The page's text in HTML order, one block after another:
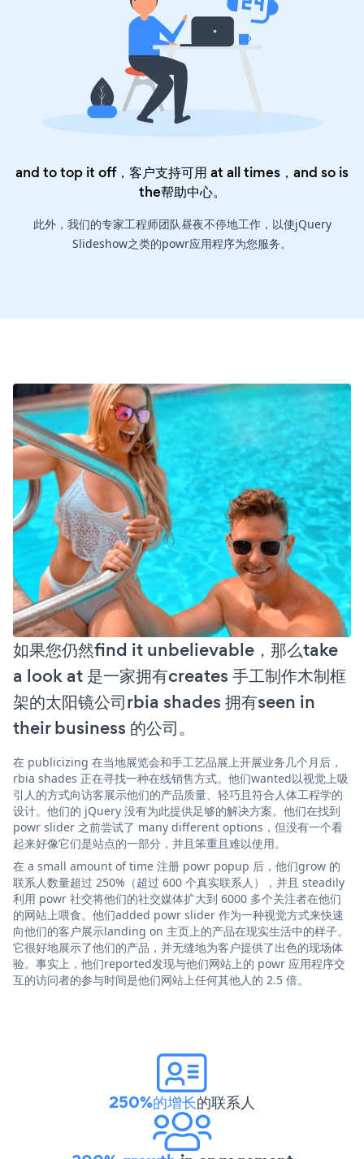
and to top it off，客户支持可用 at all times，and so is
the帮助中心。
此外，我们的专家工程师团队昼夜不停地工作，以使jQuery
Slideshow之类的powr应用程序为您服务。
如果您仍然find it unbelievable，那么take
a look at 是一家拥有creates 手工制作木制框
架的太阳镜公司rbia shades 拥有seen in
their business 的公司。
在 publicizing 在当地展览会和手工艺品展上开展业务几个月后，
rbia shades 正在寻找一种在线销售方式。他们wanted以视觉上吸
引人的方式向访客展示他们的产品质量、轻巧且符合人体工程学的
设计。他们的 jQuery 没有为此提供足够的解决方案。他们在找到
powr slider 之前尝试了 many different options，但没有一个看
起来好像它们是站点的一部分，并且笨重且难以使用。
在 a small amount of time 注册 powr popup 后，他们grow 的
联系人数量超过 250%（超过 600 个真实联系人），并且 steadily
利用 powr 社交将他们的社交媒体扩大到 6000 多个关注者在他们
的网站上喂食。他们added powr slider 作为一种视觉方式来快速
向他们的客户展示landing on 主页上的产品在现实生活中的样子。
它很好地展示了他们的产品，并无缝地为客户提供了出色的现场体
验。事实上，他们reported发现与他们网站上的 powr 应用程序交
互的访问者的参与时间是他们网站上任何其他人的 2.5 倍。
250%的增长的联系人